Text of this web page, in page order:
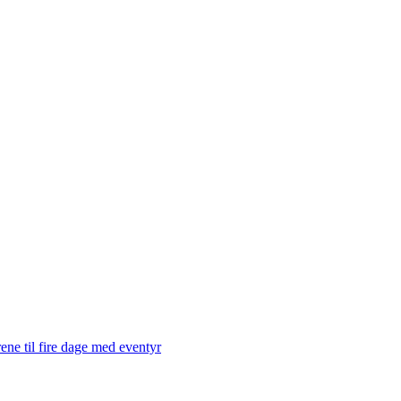
til fire dage med eventyr